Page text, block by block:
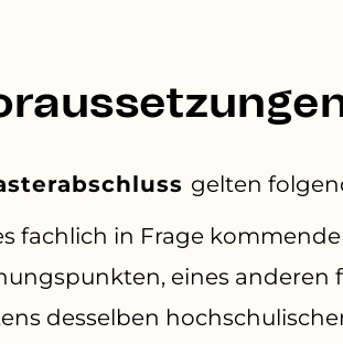
gelten
fachlich in Frage
eines
desselben